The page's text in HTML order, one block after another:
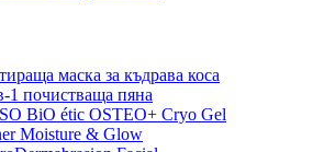
маска за къдрава коса
1 почистваща пяна
BiO étic OSTEO+ Cryo Gel
Moisture & Glow